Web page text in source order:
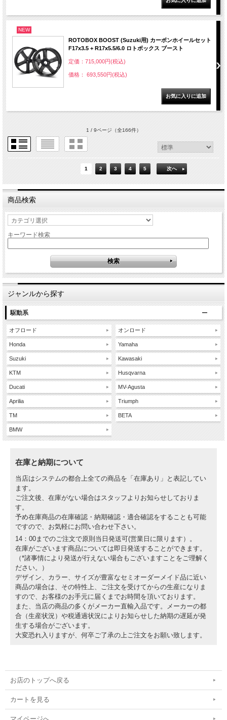
NEW
ROTOBOX BOOST (Suzuki用) カーボンホイールセット
F17x3.5 + R17x5.5/6.0 ロトボックス ブースト
定価：715,000円(税込)
価格： 693,550円(税込)
1 / 9ページ（全166件）
1 2 3 4 5 次へ
商品検索
キーワード検索
ジャンルから探す
駆動系
オフロード
Honda
Suzuki
KTM
Ducati
Aprilia
TM
BMW
オンロード
Yamaha
Kawasaki
Husqvarna
MV-Agusta
Triumph
BETA
在庫と納期について
当店はシステムの都合上全ての商品を「在庫あり」と表記してい
ます。
ご注文後、在庫がない場合はスタッフよりお知らせしておりま
す。
予め在庫商品の在庫確認・納期確認・適合確認をすることも可能
ですので、お気軽にお問い合わせ下さい。
14：00までのご注文で原則当日発送可(営業日に限ります）。
在庫がございます商品については即日発送することができます。
（*諸事情により発送が行えない場合もございますことをご理解く
ださい。）
デザイン、カラー、サイズが豊富なセミオーダーメイド品に近い
商品の場合は、その特性上、ご注文を受けてからの生産になりま
すので、お客様のお手元に届くまでお時間を頂いております。
また、当店の商品の多くがメーカー直輸入品です。メーカーの都
合（生産状況）や税通過状況によりお知らせした納期の遅延が発
生する場合がございます。
大変恐れ入りますが、何卒ご了承の上ご注文をお願い致します。
お店のトップへ戻る
カートを見る